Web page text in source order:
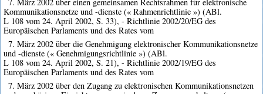
Kommunikationsnetze und -dienste (« Rahmenrichtlinie ») (ABl.
L 108 vom 24. April 2002, S. 33), - Richtlinie 2002/20/EG des
Europäischen Parlaments und des Rates vom
7. März 2002 über die Genehmigung elektronischer Kommunikationsnetze
und -dienste (« Genehmigungsrichtlinie ») (ABl.
L 108 vom 24. April 2002, S. 21), - Richtlinie 2002/19/EG des
Europäischen Parlaments und des Rates vom
7. März 2002 über den Zugang zu elektronischen Kommunikationsnetzen